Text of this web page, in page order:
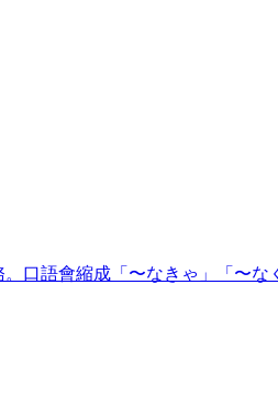
口語會縮成「〜なきゃ」「〜な